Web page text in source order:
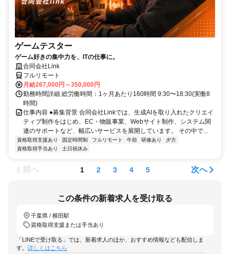
ゲームテスター
ゲーム好きの集中力を、ITの仕事に。
合同会社Link
フルリモート
月給267,000円～350,000円
勤務時間詳細 総労働時間：1ヶ月あたり160時間 9:30〜18:30(実働8
時間)
仕事内容 ●募集背景 合同会社Linkでは、生成AIを取り入れたクリエイ
ティブ制作をはじめ、EC・物販事業、Webサイト制作、システム関
連のサポートなど、幅広いサービスを展開しています。 その中で...
資格取得支援あり 固定時間制 フルリモート 午前 研修あり
夕方
資格取得手当あり
土日祝休み
前へ 1 2 3 4 5 次へ
この条件の新着求人を受け取る
千葉県 / 横田駅
資格取得支援または手当あり
「LINEで受け取る」では、新着求人のほか、おすすめ情報なども配信しま
す。 詳しくはこちら